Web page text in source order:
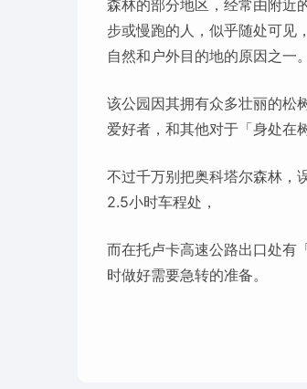
森林的部分地区，经常由附近
步或慢跑的人，似乎随处可见
自然和户外目的地的原因之一。
该公园因其拥有众多壮丽的松
爱好者，和其他对于「身处在
不过千万别把奥科塔尔森林，
2.5小时车程处，
而在托卢卡高速公路出口处有
时做好需要急转的准备。